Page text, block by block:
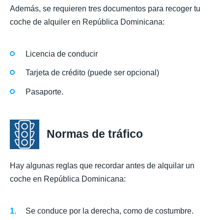
Además, se requieren tres documentos para recoger tu
coche de alquiler en República Dominicana:
Licencia de conducir
Tarjeta de crédito (puede ser opcional)
Pasaporte.
Normas de tráfico
Hay algunas reglas que recordar antes de alquilar un
coche en República Dominicana:
Se conduce por la derecha, como de costumbre.